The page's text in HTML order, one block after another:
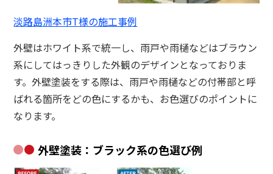
淡路島洲本市T様の施工事例
外壁はホワイト系で統一し、雨戸や雨樋などはブラウン
系にしてはっきりした外観のデザインとなっておりま
す。外壁塗装をする際は、雨戸や雨樋などの付帯部と呼
ばれる箇所をどの色にするかも、お色選びのポイントに
なります。
外壁塗装：ブラック系の色選び例